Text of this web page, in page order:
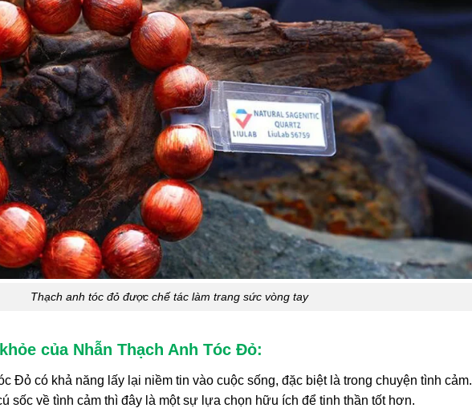
Thạch anh tóc đỏ được chế tác làm trang sức vòng tay
của Nhẫn Thạch Anh Tóc Đỏ:
Đỏ có khả năng lấy lại niềm tin vào cuộc sống, đặc biệt là trong chuyện tình cảm.
sốc về tình cảm thì đây là một sự lựa chọn hữu ích để tinh thần tốt hơn.